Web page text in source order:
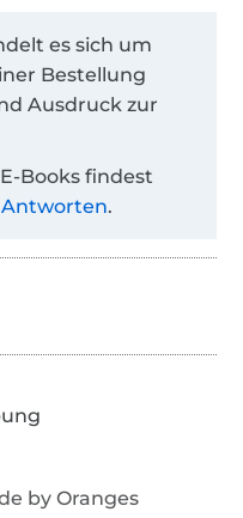
es sich um
Bestellung
Ausdruck zur
Books findest
Antworten.
by Oranges